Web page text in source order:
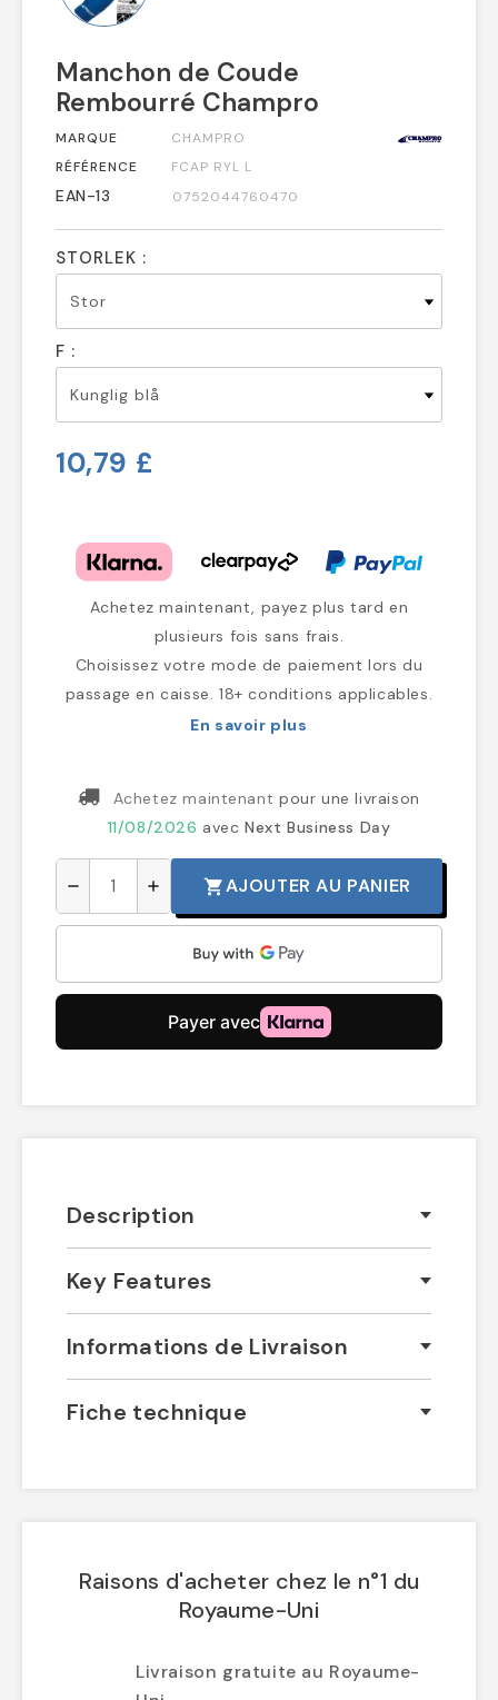
Manchon de Coude
Rembourré Champro
MARQUE
CHAMPRO
RÉFÉRENCE
FCAP RYL L
EAN-13 0752044760470
STORLEK :
F :
10,79 £
Achetez maintenant, payez plus tard en
plusieurs fois sans frais.
Choisissez votre mode de paiement lors du
passage en caisse. 18+ conditions applicables.
En savoir plus
Achetez maintenant pour une livraison
11/08/2026 avecNext Business Day
remove add shopping_cartAJOUTER AU PANIER
Description
Key Features
Informations de Livraison
Fiche technique
Raisons d'acheter chez le n°1 du
Royaume-Uni
Livraison gratuite au Royaume-